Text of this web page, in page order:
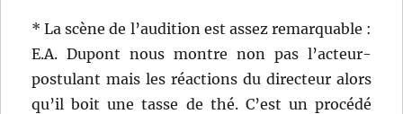
* La scène de l’audition est assez remarquable :
E.A. Dupont nous montre non pas l’acteur-
postulant mais les réactions du directeur alors
qu’il boit une tasse de thé. C’est un procédé